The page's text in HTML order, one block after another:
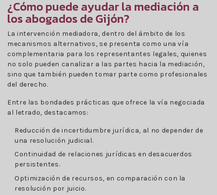
¿Cómo puede ayudar la mediación a
los abogados de Gijón?
La intervención mediadora, dentro del ámbito de los
mecanismos alternativos, se presenta como una vía
complementaria para los representantes legales, quienes
no solo pueden canalizar a las partes hacia la mediación,
sino que también pueden tomar parte como profesionales
del derecho.
Entre las bondades prácticas que ofrece la vía negociada
al letrado, destacamos:
Reducción de incertidumbre jurídica, al no depender de
una resolución judicial.
Continuidad de relaciones jurídicas en desacuerdos
persistentes.
Optimización de recursos, en comparación con la
resolución por juicio.